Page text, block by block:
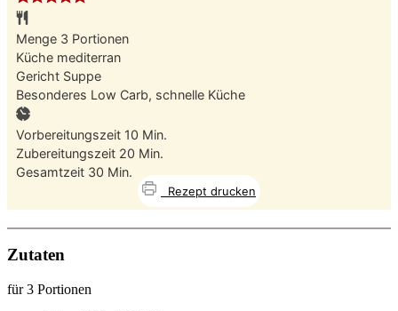
Menge 3 Portionen
Küche mediterran
Gericht Suppe
Besonderes Low Carb, schnelle Küche
Vorbereitungszeit 10 Minuten
Min.
Zubereitungszeit 20 Minuten
Min.
Gesamtzeit 30 Minuten
Min.
Rezept drucken
Zutaten
für 3 Portionen